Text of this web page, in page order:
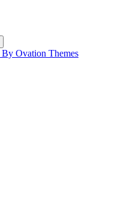
By Ovation Themes